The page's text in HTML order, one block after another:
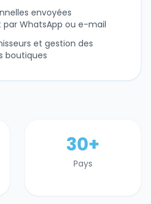
envoyées
WhatsApp ou e-mail
et gestion des
boutiques
30+
Pays